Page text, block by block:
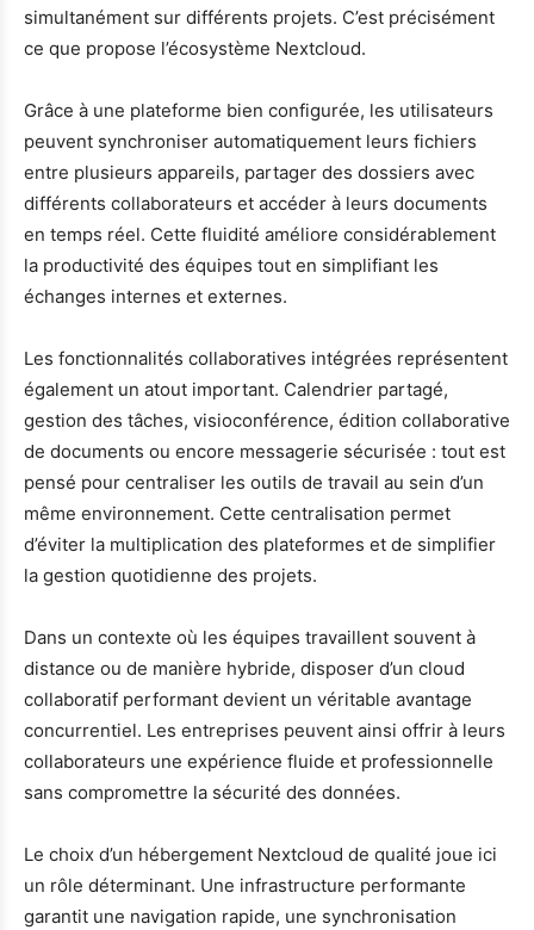
simultanément sur différents projets. C’est précisément
ce que propose l’écosystème Nextcloud.
Grâce à une plateforme bien configurée, les utilisateurs
peuvent synchroniser automatiquement leurs fichiers
entre plusieurs appareils, partager des dossiers avec
différents collaborateurs et accéder à leurs documents
en temps réel. Cette fluidité améliore considérablement
la productivité des équipes tout en simplifiant les
échanges internes et externes.
Les fonctionnalités collaboratives intégrées représentent
également un atout important. Calendrier partagé,
gestion des tâches, visioconférence, édition collaborative
de documents ou encore messagerie sécurisée : tout est
pensé pour centraliser les outils de travail au sein d’un
même environnement. Cette centralisation permet
d’éviter la multiplication des plateformes et de simplifier
la gestion quotidienne des projets.
Dans un contexte où les équipes travaillent souvent à
distance ou de manière hybride, disposer d’un cloud
collaboratif performant devient un véritable avantage
concurrentiel. Les entreprises peuvent ainsi offrir à leurs
collaborateurs une expérience fluide et professionnelle
sans compromettre la sécurité des données.
Le choix d’un hébergement Nextcloud de qualité joue ici
un rôle déterminant. Une infrastructure performante
garantit une navigation rapide, une synchronisation